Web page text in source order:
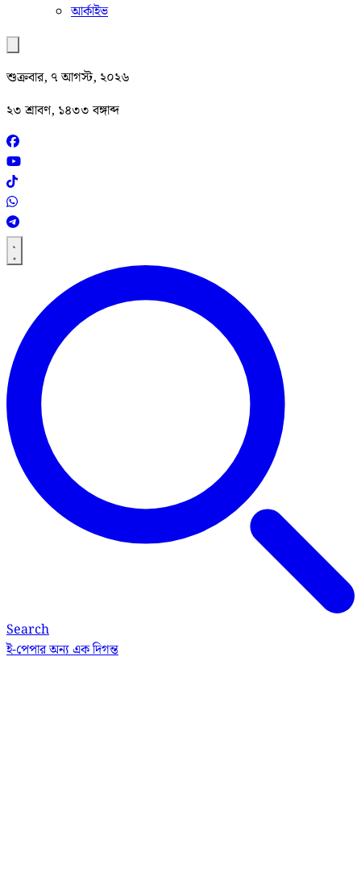
আর্কাইভ
শুক্রবার, ৭ আগস্ট, ২০২৬
২৩ শ্রাবণ, ১৪৩৩ বঙ্গাব্দ
Search
ই-পেপারঅন্য এক দিগন্ত